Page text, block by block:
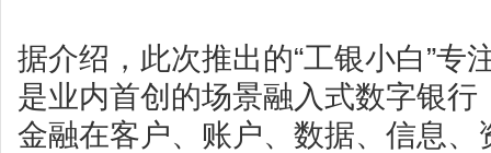
据介绍，此次推出的“工银小白”专
是业内首创的场景融入式数字银
金融在客户、账户、数据、信息、